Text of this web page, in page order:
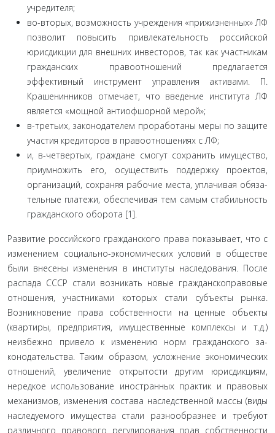
учредителя;
во-вторых, возможность учреждения «прижизнен­ных» ЛФ
позволит повысить привлекательность российской
юрисдикции для внешних инвесторов, так как участникам
гражданских правоотношений предлагается
эффективный инструмент управления активами. П.
Крашенинников от­мечает, что введение института ЛФ
является «мощной ан­тиофшорной мерой»;
в-третьих, законодателем проработаны меры по за­щите
участия кредиторов в правоотношениях с ЛФ;
и, в-четвертых, граждане смогут сохранить имуще­ство,
приумножить его, осуществить поддержку проектов,
организаций, сохраняя рабочие места, уплачивая обяза­
тельные платежи, обеспечивая тем самым стабильность
гражданского оборота [1].
Развитие российского гражданского права показывает, что с
изменением социально-экономических условий в об­ществе
были внесены изменения в институты наследования. После
распада СССР стали возникать новые гражданско­правовые
отношения, участниками которых стали субъекты рынка.
Возникновение права собственности на ценные объ­екты
(квартиры, предприятия, имущественные комплексы и т.д.)
неизбежно привело к изменению норм гражданского за­
конодательства. Таким образом, усложнение экономических
отношений, увеличение открытости другим юрисдикциям,
нередкое использование иностранных практик и правовых
механизмов, изменения состава наследственной массы (виды
наследуемого имущества стали разнообразнее и требуют
различного правового регулирования прав собственности